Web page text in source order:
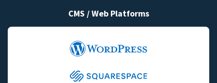
CMS / Web Platforms